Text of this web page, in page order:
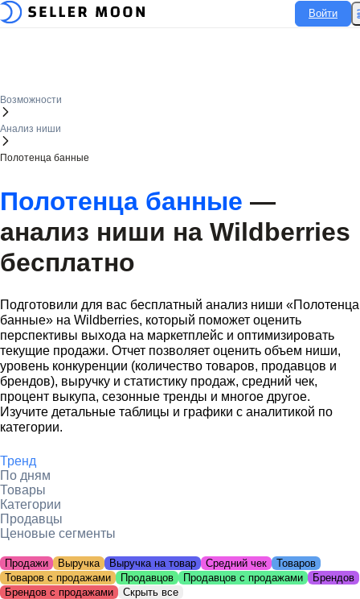
Войти
Войти
Возможности
Анализ ниши
Полотенца банные
Полотенца банные —
анализ ниши на Wildberries
бесплатно
Подготовили для вас бесплатный анализ ниши «Полотенца
банные» на Wildberries, который поможет оценить
перспективы выхода на маркетплейс и оптимизировать
текущие продажи. Отчет позволяет оценить объем ниши,
уровень конкуренции (количество товаров, продавцов и
брендов), выручку и статистику продаж, средний чек,
процент выкупа, сезонные тренды и многое другое.
Изучите детальные таблицы и графики с аналитикой по
категории.
Тренд
По дням
Товары
Категории
Продавцы
Ценовые сегменты
Продажи Выручка Выручка на товар Средний чек
Товаров
Товаров с продажами
Продавцов Продавцов с продажами
Брендов
Брендов с продажами
Скрыть все